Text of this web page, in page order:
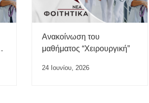
Ανακοίνωση του
μαθήματος “Χειρουργική”
24 Ιουνίου, 2026